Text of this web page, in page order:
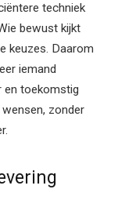
techniek
bewust kijkt
keuzes. Daarom
iemand
en toekomstig
zonder